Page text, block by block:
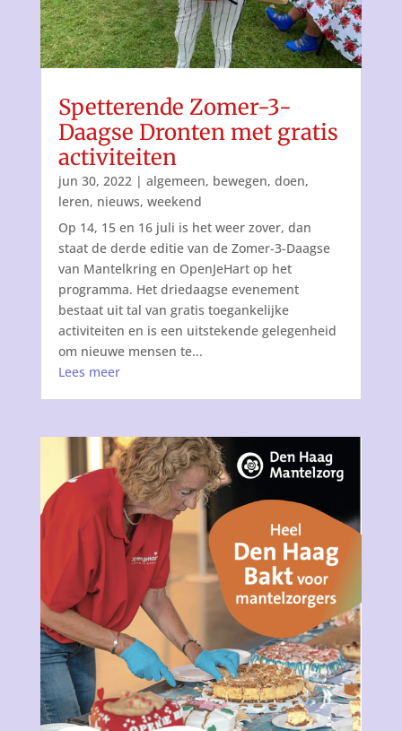
Spetterende Zomer-3-
Daagse Dronten met gratis
activiteiten
jun 30, 2022| algemeen, bewegen, doen,
leren, nieuws, weekend
Op 14, 15 en 16 juli is het weer zover, dan
staat de derde editie van de Zomer-3-Daagse
van Mantelkring en OpenJeHart op het
programma. Het driedaagse evenement
bestaat uit tal van gratis toegankelijke
activiteiten en is een uitstekende gelegenheid
om nieuwe mensen te...
Lees meer